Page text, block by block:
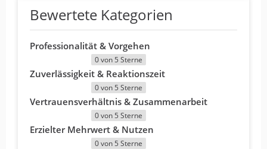
Bewertete Kategorien
Professionalität & Vorgehen
0 von 5 Sterne
Zuverlässigkeit & Reaktionszeit
0 von 5 Sterne
Vertrauensverhältnis & Zusammenarbeit
0 von 5 Sterne
Erzielter Mehrwert & Nutzen
0 von 5 Sterne